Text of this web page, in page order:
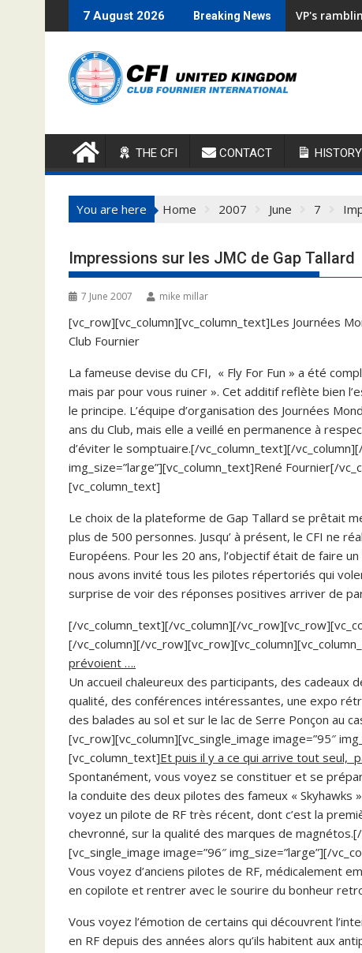
to
7 August 2026 Breaking News VP's
THE CFI CONTACT HISTORY
You are here Home 2007 June 7
Impressions sur les JMC de Gap Tallard
7 June 2007 mike millar
[vc_row][vc_column][vc_column_text]Les Journées
Club Fournier
La fameuse devise du CFI, « Fly For Fun » a été
mais par pour vous ruiner ». Cet additif reflète bien
le principe. L’équipe d’organisation des Journées
ans du Club, mais elle a veillé en permanence à
d’éviter le somptuaire.[/vc_column_text][/
img_size=”large”][vc_column_text]René Fournier[/
[vc_column_text]
Le choix de la plateforme de Gap Tallard se prêtait
plus de 500 personnes. Jusqu’ à présent, le CFI ne
Européens. Pour les 20 ans, l’objectif était de faire
nous avons invité tous les pilotes répertoriés qui
surprise de voir des réponses positives arriver de
[/vc_column_text][/vc_column][/
[/vc_column][/
prévoient ….
Un accueil chaleureux des participants, des
qualité, des conférences intéressantes, une expo
des balades au sol et sur le lac de Serre Ponçon au
[vc_row][vc_column][vc_single_image image=”95″
[vc_column_text]Et puis il y a ce qui arrive tout seul,
Spontanément, vous voyez se constituer et se
la conduite des deux pilotes des fameux « Skyhawks
voyez un pilote de RF très récent, dont c’est la
chevronné, sur la qualité des marques de
[vc_single_image image=”96″ img_size=”large”][/
Vous voyez d’anciens pilotes de RF, médicalement
en copilote et rentrer avec le sourire du bonheur
Vous voyez l’émotion de certains qui découvrent
en RF depuis des années alors qu’ils habitent aux